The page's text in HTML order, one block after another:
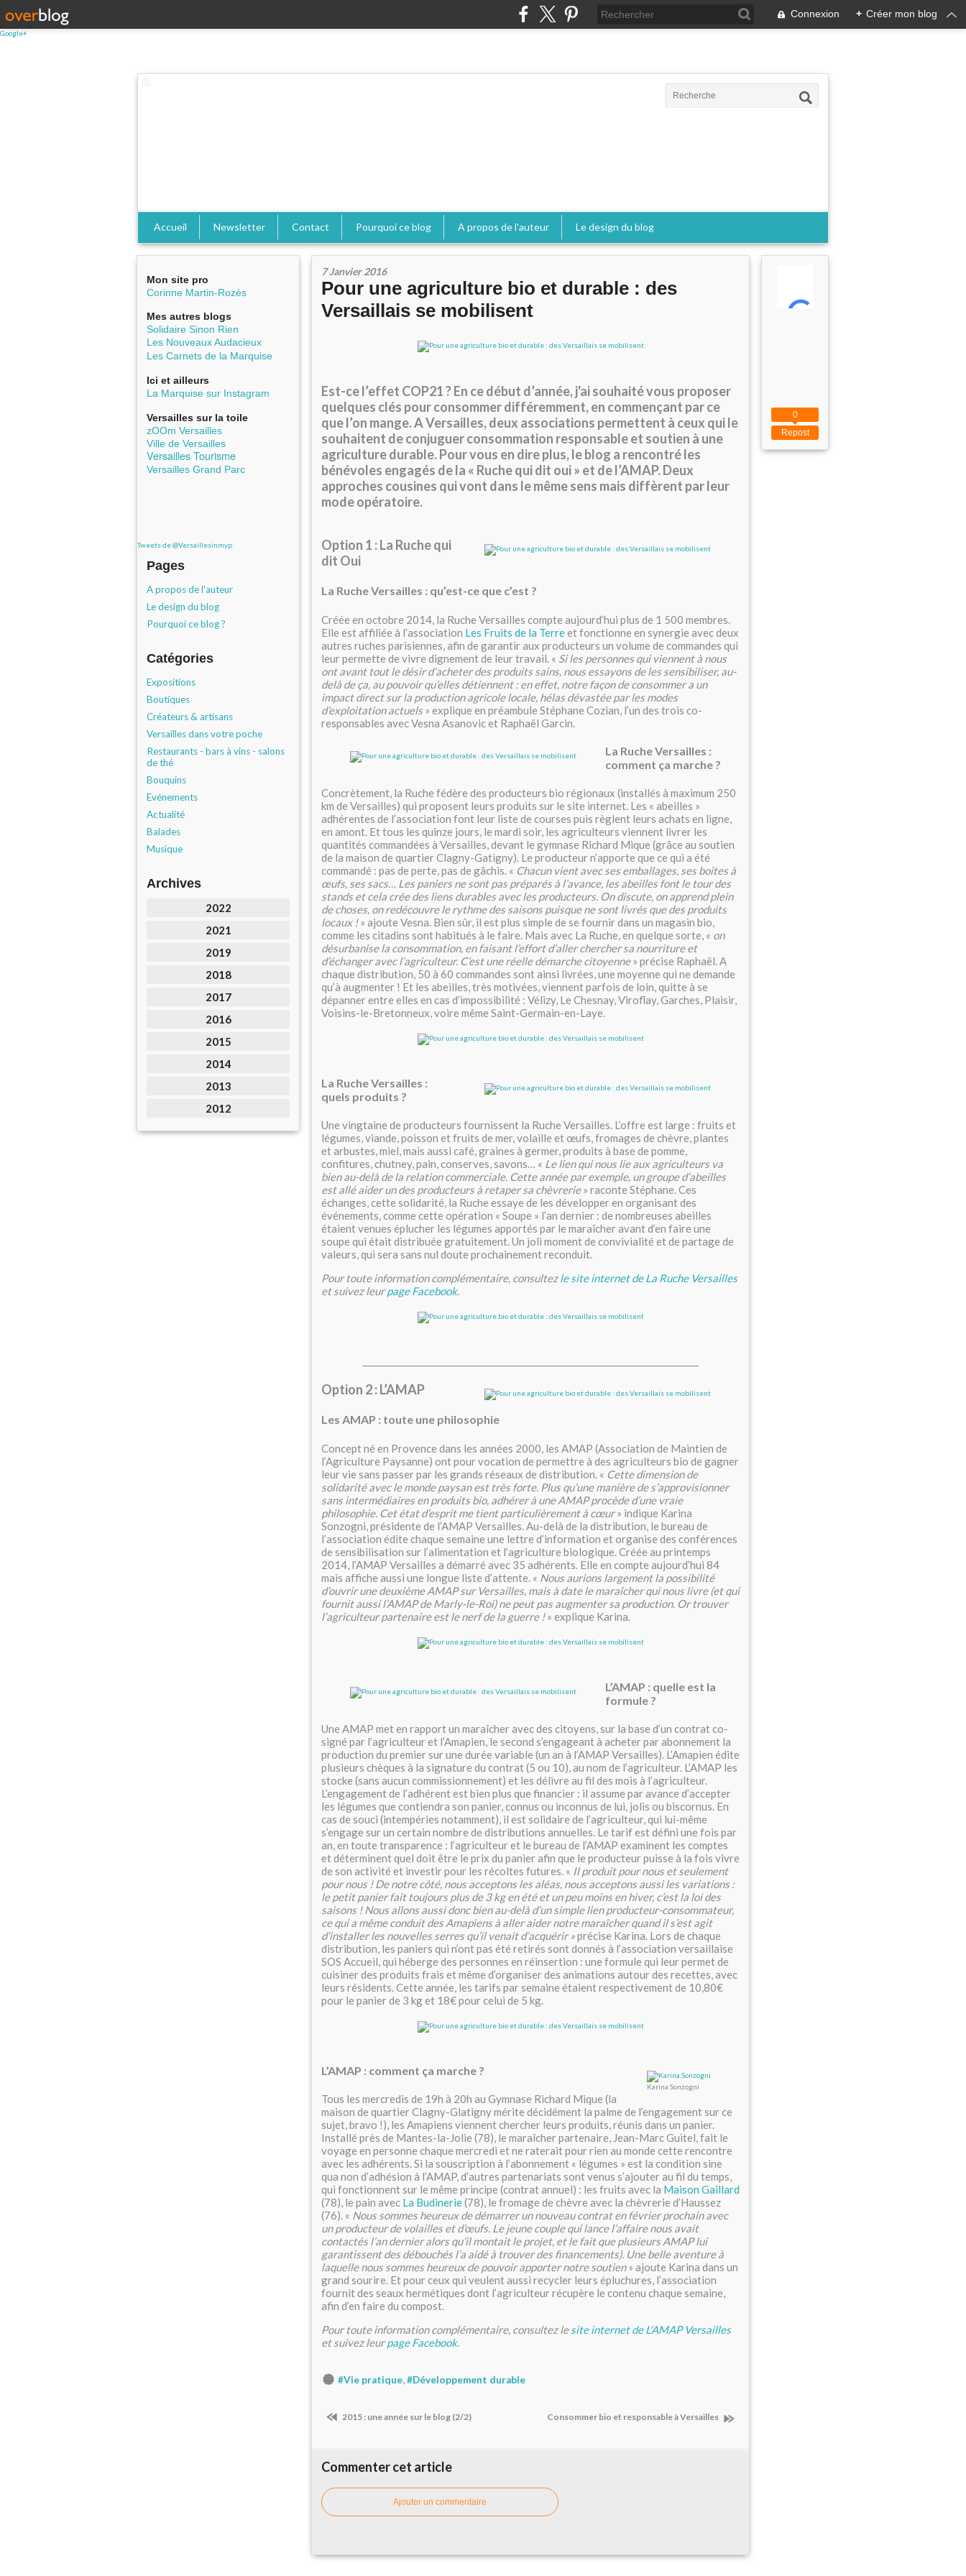
Google+
Connexion + Créer mon blog
Accueil Newsletter Contact Pourquoi ce blog A propos de l'auteur Le design du blog
Mon site pro
Corinne Martin-Rozès
Mes autres blogs
Solidaire Sinon Rien
Les Nouveaux Audacieux
Les Carnets de la Marquise
Ici et ailleurs
La Marquise sur Instagram
Versailles sur la toile
zOOm Versailles
Ville de Versailles
Versailles Tourisme
Versailles Grand Parc
Tweets de @Versaillesinmyp
Pages
A propos de l'auteur
Le design du blog
Pourquoi ce blog ?
Catégories
Expositions
Boutiques
Créateurs & artisans
Versailles dans votre poche
Restaurants - bars à vins - salons
de thé
Bouquins
Evénements
Actualité
Balades
Musique
Archives
2022
2021
2019
2018
2017
2016
2015
2014
2013
2012
7 Janvier 2016
Pour une agriculture bio et durable : des
Versaillais se mobilisent
Est-ce l’effet COP21 ? En ce début d’année, j'ai souhaité vous proposer
quelques clés pour consommer différemment, en commençant par ce
que l’on mange. A Versailles, deux associations permettent à ceux qui le
souhaitent de conjuguer consommation responsable et soutien à une
agriculture durable. Pour vous en dire plus, le blog a rencontré les
bénévoles engagés de la « Ruche qui dit oui » et de l’AMAP. Deux
approches cousines qui vont dans le même sens mais diffèrent par leur
mode opératoire.
Option 1 : La Ruche qui
dit Oui
La Ruche Versailles : qu’est-ce que c’est ?
Créée en octobre 2014, la Ruche Versailles compte aujourd’hui plus de 1 500 membres.
Elle est affiliée à l’association Les Fruits de la Terreet fonctionne en synergie avec deux
autres ruches parisiennes, afin de garantir aux producteurs un volume de commandes qui
leur permette de vivre dignement de leur travail. « Si les personnes qui viennent à nous
ont avant tout le désir d’acheter des produits sains, nous essayons de les sensibiliser, au-
delà de ça, au pouvoir qu’elles détiennent : en effet, notre façon de consommer a un
impact direct sur la production agricole locale, hélas dévastée par les modes
d’exploitation actuels » explique en préambule Stéphane Cozian, l’un des trois co-
responsables avec Vesna Asanovic et Raphaël Garcin.
La Ruche Versailles :
comment ça marche ?
Concrètement, la Ruche fédère des producteurs bio régionaux (installés à maximum 250
km de Versailles) qui proposent leurs produits sur le site internet. Les « abeilles »
adhérentes de l’association font leur liste de courses puis règlent leurs achats en ligne,
en amont. Et tous les quinze jours, le mardi soir, les agriculteurs viennent livrer les
quantités commandées à Versailles, devant le gymnase Richard Mique (grâce au soutien
de la maison de quartier Clagny-Gatigny). Le producteur n’apporte que ce qui a été
commandé : pas de perte, pas de gâchis. « Chacun vient avec ses emballages, ses boites à
œufs, ses sacs… Les paniers ne sont pas préparés à l’avance, les abeilles font le tour des
stands et cela crée des liens durables avec les producteurs. On discute, on apprend plein
de choses, on redécouvre le rythme des saisons puisque ne sont livrés que des produits
locaux !» ajoute Vesna. Bien sûr, il est plus simple de se fournir dans un magasin bio,
comme les citadins sont habitués à le faire. Mais avec La Ruche, en quelque sorte, « on
désurbanise la consommation, en faisant l’effort d’aller chercher sa nourriture et
d’échanger avec l’agriculteur. C’est une réelle démarche citoyenne» précise Raphaël. A
chaque distribution, 50 à 60 commandes sont ainsi livrées, une moyenne qui ne demande
qu’à augmenter ! Et les abeilles, très motivées, viennent parfois de loin, quitte à se
dépanner entre elles en cas d’impossibilité : Vélizy, Le Chesnay, Viroflay, Garches, Plaisir,
Voisins-le-Bretonneux, voire même Saint-Germain-en-Laye.
La Ruche Versailles :
quels produits ?
Une vingtaine de producteurs fournissent la Ruche Versailles. L’offre est large : fruits et
légumes, viande, poisson et fruits de mer, volaille et œufs, fromages de chèvre, plantes
et arbustes, miel, mais aussi café, graines à germer, produits à base de pomme,
confitures, chutney, pain, conserves, savons… « Le lien qui nous lie aux agriculteurs va
bien au-delà de la relation commerciale. Cette année par exemple, un groupe d’abeilles
est allé aider un des producteurs à retaper sa chèvrerie» raconte Stéphane. Ces
échanges, cette solidarité, la Ruche essaye de les développer en organisant des
événements, comme cette opération « Soupe » l’an dernier : de nombreuses abeilles
étaient venues éplucher les légumes apportés par le maraîcher avant d’en faire une
soupe qui était distribuée gratuitement. Un joli moment de convivialité et de partage de
valeurs, qui sera sans nul doute prochainement reconduit.
Pour toute information complémentaire, consultezle site internet de La Ruche Versailles
et suivez leurpage Facebook.
Option 2 : L’AMAP
Les AMAP : toute une philosophie
Concept né en Provence dans les années 2000, les AMAP (Association de Maintien de
l’Agriculture Paysanne) ont pour vocation de permettre à des agriculteurs bio de gagner
leur vie sans passer par les grands réseaux de distribution. « Cette dimension de
solidarité avec le monde paysan est très forte. Plus qu’une manière de s’approvisionner
sans intermédiaires en produits bio, adhérer à une AMAP procède d’une vraie
philosophie. Cet état d’esprit me tient particulièrement à cœur» indique Karina
Sonzogni, présidente de l’AMAP Versailles. Au-delà de la distribution, le bureau de
l’association édite chaque semaine une lettre d’information et organise des conférences
de sensibilisation sur l’alimentation et l’agriculture biologique. Créée au printemps
2014, l’AMAP Versailles a démarré avec 35 adhérents. Elle en compte aujourd’hui 84
mais affiche aussi une longue liste d’attente. « Nous aurions largement la possibilité
d’ouvrir une deuxième AMAP sur Versailles, mais à date le maraîcher qui nous livre (et qui
fournit aussi l’AMAP de Marly-le-Roi) ne peut pas augmenter sa production. Or trouver
l’agriculteur partenaire est le nerf de la guerre !» explique Karina.
L’AMAP : quelle est la
formule ?
Une AMAP met en rapport un maraîcher avec des citoyens, sur la base d’un contrat co-
signé par l’agriculteur et l’Amapien, le second s’engageant à acheter par abonnement la
production du premier sur une durée variable (un an à l’AMAP Versailles). L’Amapien édite
plusieurs chèques à la signature du contrat (5 ou 10), au nom de l’agriculteur. L’AMAP les
stocke (sans aucun commissionnement) et les délivre au fil des mois à l’agriculteur.
L’engagement de l’adhérent est bien plus que financier : il assume par avance d’accepter
les légumes que contiendra son panier, connus ou inconnus de lui, jolis ou biscornus. En
cas de souci (intempéries notamment), il est solidaire de l’agriculteur, qui lui-même
s’engage sur un certain nombre de distributions annuelles. Le tarif est défini une fois par
an, en toute transparence : l’agriculteur et le bureau de l’AMAP examinent les comptes
et déterminent quel doit être le prix du panier afin que le producteur puisse à la fois vivre
de son activité et investir pour les récoltes futures. « Il produit pour nous et seulement
pour nous ! De notre côté, nous acceptons les aléas, nous acceptons aussi les variations :
le petit panier fait toujours plus de 3 kg en été et un peu moins en hiver, c’est la loi des
saisons ! Nous allons aussi donc bien au-delà d’un simple lien producteur-consommateur,
ce qui a même conduit des Amapiens à aller aider notre maraîcher quand il s’est agit
d’installer les nouvelles serres qu’il venait d’acquérir »précise Karina. Lors de chaque
distribution, les paniers qui n’ont pas été retirés sont donnés à l’association versaillaise
SOS Accueil, qui héberge des personnes en réinsertion : une formule qui leur permet de
cuisiner des produits frais et même d’organiser des animations autour des recettes, avec
leurs résidents. Cette année, les tarifs par semaine étaient respectivement de 10,80€
pour le panier de 3 kg et 18€ pour celui de 5 kg.
Karina Sonzogni
L’AMAP : comment ça marche ?
Tous les mercredis de 19h à 20h au Gymnase Richard Mique (la
maison de quartier Clagny-Glatigny mérite décidément la palme de l’engagement sur ce
sujet, bravo !), les Amapiens viennent chercher leurs produits, réunis dans un panier.
Installé près de Mantes-la-Jolie (78), le maraîcher partenaire, Jean-Marc Guitel, fait le
voyage en personne chaque mercredi et ne raterait pour rien au monde cette rencontre
avec les adhérents. Si la souscription à l’abonnement « légumes » est la condition sine
qua non d’adhésion à l’AMAP, d’autres partenariats sont venus s’ajouter au fil du temps,
qui fonctionnent sur le même principe (contrat annuel) : les fruits avec la Maison Gaillard
(78), le pain avec La Budinerie(78), le fromage de chèvre avec la chèvrerie d’Haussez
(76). « Nous sommes heureux de démarrer un nouveau contrat en février prochain avec
un producteur de volailles et d’œufs. Le jeune couple qui lance l’affaire nous avait
contactés l’an dernier alors qu’il montait le projet, et le fait que plusieurs AMAP lui
garantissent des débouchés l’a aidé à trouver des financements). Une belle aventure à
laquelle nous sommes heureux de pouvoir apporter notre soutien» ajoute Karina dans un
grand sourire. Et pour ceux qui veulent aussi recycler leurs épluchures, l’association
fournit des seaux hermétiques dont l’agriculteur récupère le contenu chaque semaine,
afin d’en faire du compost.
Pour toute information complémentaire, consultez lesite internet de L'AMAP Versailles
et suivez leurpage Facebook.
#Vie pratique,#Développement durable
2015 : une année sur le blog (2/2) Consommer bio et responsable à Versailles
Commenter cet article
Ajouter un commentaire
Repost
0